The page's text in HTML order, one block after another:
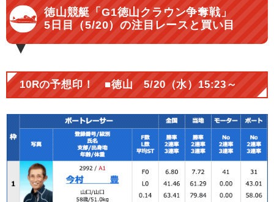
徳山競艇「G1徳山クラウン争奪戦」
5日目（5/20）の注目レースと買い目
10Rの予想印！ ■徳山 5/20（水）15:23～